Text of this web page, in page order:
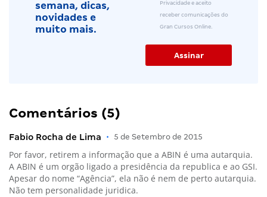
semana, dicas,
novidades e
muito mais.
Privacidade e aceito
receber comunicações do
Gran Cursos Online.
Comentários (5)
Fabio Rocha de Lima • 5 de Setembro de 2015
Por favor, retirem a informação que a ABIN é uma autarquia.
A ABIN é um orgão ligado a presidência da republica e ao GSI.
Apesar do nome “Agência”, ela não é nem de perto autarquia.
Não tem personalidade juridica.